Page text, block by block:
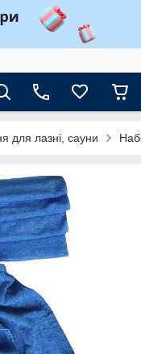
для лазні, сауни